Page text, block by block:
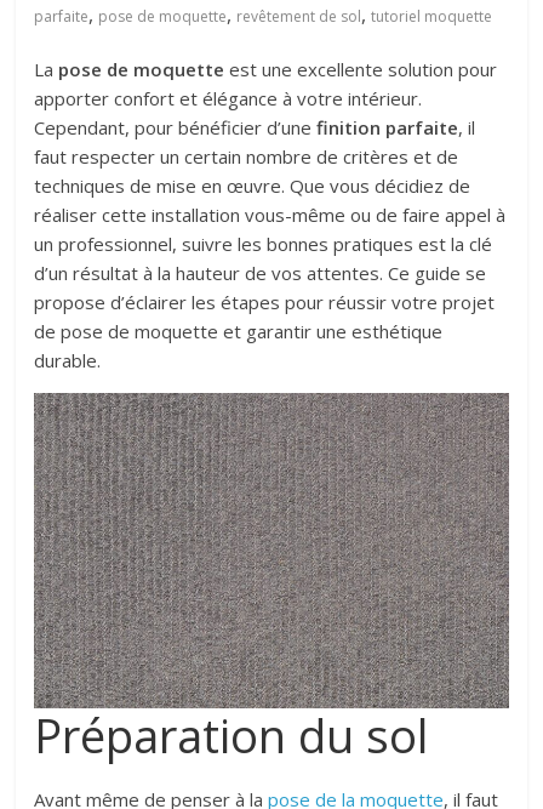
parfaite, pose de moquette, revêtement de sol,tutoriel moquette
La pose de moquette est une excellente solution pour
apporter confort et élégance à votre intérieur.
Cependant, pour bénéficier d’unefinition parfaite, il
faut respecter un certain nombre de critères et de
techniques de mise en œuvre. Que vous décidiez de
réaliser cette installation vous-même ou de faire appel à
un professionnel, suivre les bonnes pratiques est la clé
d’un résultat à la hauteur de vos attentes. Ce guide se
propose d’éclairer les étapes pour réussir votre projet
de pose de moquette et garantir une esthétique
durable.
Préparation du sol
Avant même de penser à lapose de la moquette, il faut